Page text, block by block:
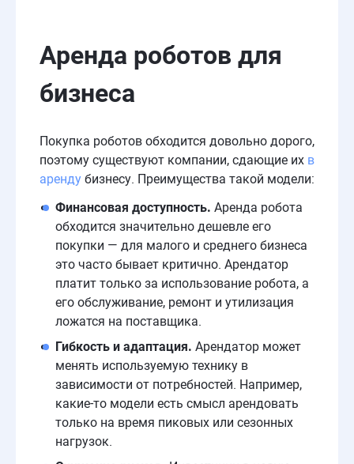
Аренда роботов для
бизнеса
Покупка роботов обходится довольно дорого,
поэтому существуют компании, сдающие их в
арендубизнесу. Преимущества такой модели:
Финансовая доступность. Аренда робота
обходится значительно дешевле его
покупки — для малого и среднего бизнеса
это часто бывает критично. Арендатор
платит только за использование робота, а
его обслуживание, ремонт и утилизация
ложатся на поставщика.
Гибкость и адаптация. Арендатор может
менять используемую технику в
зависимости от потребностей. Например,
какие-то модели есть смысл арендовать
только на время пиковых или сезонных
нагрузок.